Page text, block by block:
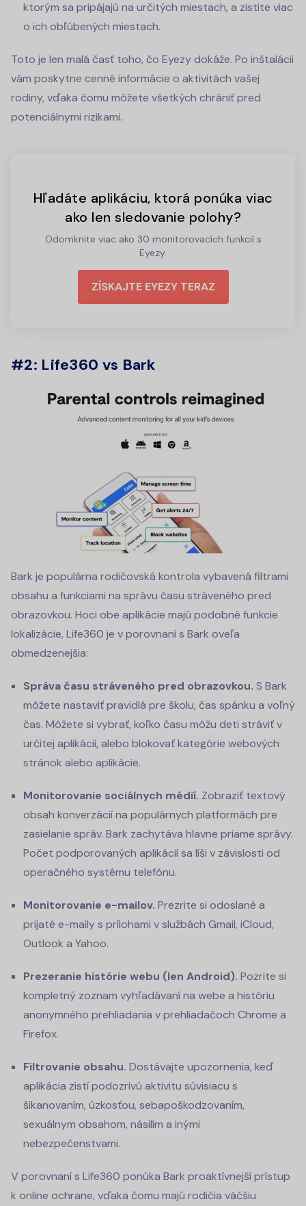
ktorým sa pripájajú na určitých miestach, a zistite viac
o ich obľúbených miestach.
Toto je len malá časť toho, čo Eyezy dokáže. Po inštalácii
vám poskytne cenné informácie o aktivitách vašej
rodiny, vďaka čomu môžete všetkých chrániť pred
potenciálnymi rizikami.
Hľadáte aplikáciu, ktorá ponúka viac
ako len sledovanie polohy?
Odomknite viac ako 30 monitorovacích funkcií s
Eyezy.
ZÍSKAJTE EYEZY TERAZ
#2: Life360 vs Bark
Bark je populárna rodičovská kontrola vybavená filtrami
obsahu a funkciami na správu času stráveného pred
obrazovkou. Hoci obe aplikácie majú podobné funkcie
lokalizácie, Life360 je v porovnaní s Bark oveľa
obmedzenejšia:
Správa času stráveného pred obrazovkou. S Bark
môžete nastaviť pravidlá pre školu, čas spánku a voľný
čas. Môžete si vybrať, koľko času môžu deti stráviť v
určitej aplikácii, alebo blokovať kategórie webových
stránok alebo aplikácie.
Monitorovanie sociálnych médií. Zobraziť textový
obsah konverzácií na populárnych platformách pre
zasielanie správ. Bark zachytáva hlavne priame správy.
Počet podporovaných aplikácií sa líši v závislosti od
operačného systému telefónu.
Monitorovanie e-mailov. Prezrite si odoslané a
prijaté e-maily s prílohami v službách Gmail, iCloud,
Outlook a Yahoo.
Prezeranie histórie webu (len Android). Pozrite si
kompletný zoznam vyhľadávaní na webe a históriu
anonymného prehliadania v prehliadačoch Chrome a
Firefox.
Filtrovanie obsahu. Dostávajte upozornenia, keď
aplikácia zistí podozrivú aktivitu súvisiacu s
šikanovaním, úzkosťou, sebapoškodzovaním,
sexuálnym obsahom, násilím a inými
nebezpečenstvami.
V porovnaní s Life360 ponúka Bark proaktívnejší prístup
k online ochrane, vďaka čomu majú rodičia väčšiu